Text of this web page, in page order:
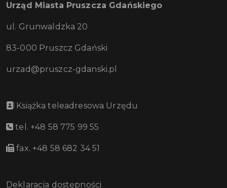
Urząd Miasta Pruszcza Gdańskiego
ul. Grunwaldzka 20
83-000 Pruszcz Gdański
urzad@pruszcz-gdanski.pl
Książka teleadresowa Urzędu
tel. +48 58 775 99 55
fax. +48 58 682 34 51
Deklaracja dostępności